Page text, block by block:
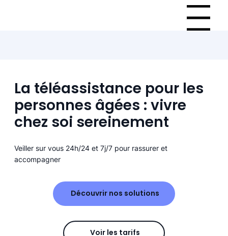
Menu
La téléassistance pour les
personnes âgées : vivre
chez soi sereinement
Veiller sur vous 24h/24 et 7j/7 pour rassurer et
accompagner
Découvrir nos solutions
Voir les tarifs